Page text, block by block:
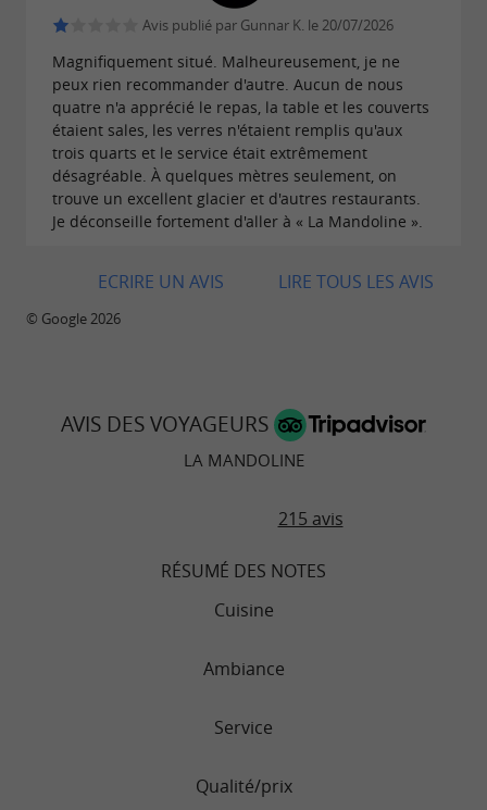
Avis publié par Gunnar K. le 20/07/2026
Magnifiquement situé. Malheureusement, je ne
peux rien recommander d'autre. Aucun de nous
quatre n'a apprécié le repas, la table et les couverts
étaient sales, les verres n'étaient remplis qu'aux
trois quarts et le service était extrêmement
désagréable. À quelques mètres seulement, on
trouve un excellent glacier et d'autres restaurants.
Je déconseille fortement d'aller à « La Mandoline ».
LIRE TOUS LES AVIS
ECRIRE UN AVIS
© Google 2026
AVIS DES VOYAGEURS
LA MANDOLINE
215 avis
RÉSUMÉ DES NOTES
Cuisine
Ambiance
Service
Qualité/prix